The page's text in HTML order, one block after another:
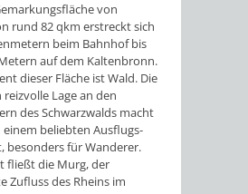
von
rund 82 qkm erstreckt sich
beim Bahnhof bis
auf dem Kaltenbronn.
dieser Fläche ist Wald. Die
Lage an den
des Schwarzwalds macht
einem beliebten Ausflugs-
besonders für Wanderer.
fließt die Murg, der
Zufluss des Rheins im